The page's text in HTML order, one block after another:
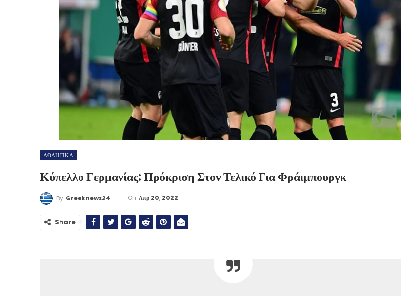
ΑΘΛΗΤΙΚΑ
Κύπελλο Γερμανίας: Πρόκριση Στον Τελικό Για Φράιμπουργκ
By Greeknews24 On Απρ 20, 2022
Share